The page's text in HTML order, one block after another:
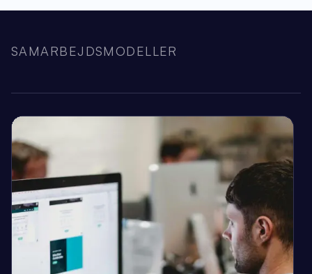
SAMARBEJDSMODELLER